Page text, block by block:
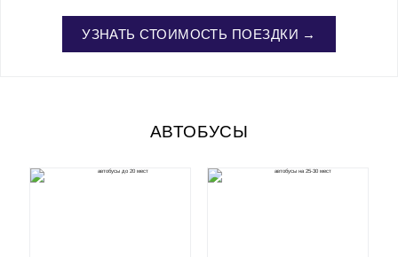
УЗНАТЬ СТОИМОСТЬ ПОЕЗДКИ →
АВТОБУСЫ